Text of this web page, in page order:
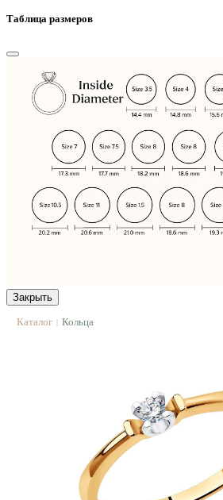
Таблица размеров
Закрыть
Каталог | Кольца